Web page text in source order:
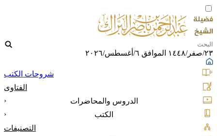
٢٣/صفر/١٤٤٨ الموافق ٦/أغسطس/٢٠٢٦
شروحات الكتب
الفتاوى
الدروس والمحاضرات
‹
الكتب
‹
التصنيفات